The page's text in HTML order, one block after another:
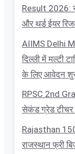
Result 2026:
और थर्ड ईयर
AIIMS Delhi
दिल्ली में मल्टी
के लिए आवेदन
RPSC 2nd
सेकंड ग्रेड
Rajasthan
राजस्थान फ्री